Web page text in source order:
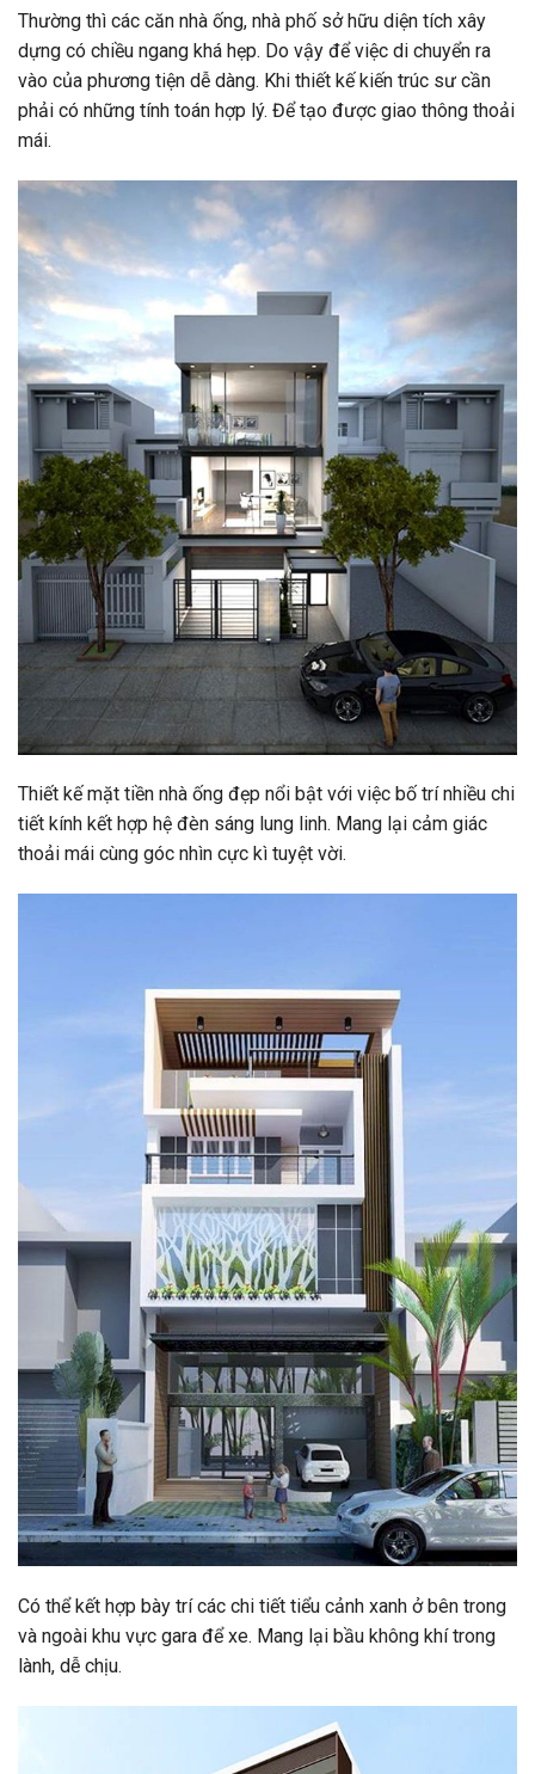
Thường thì các căn nhà ống, nhà phố sở hữu diện tích xây
dựng có chiều ngang khá hẹp. Do vậy để việc di chuyển ra
vào của phương tiện dễ dàng. Khi thiết kế kiến trúc sư cần
phải có những tính toán hợp lý. Để tạo được giao thông thoải
mái.
Thiết kế mặt tiền nhà ống đẹp nổi bật với việc bố trí nhiều chi
tiết kính kết hợp hệ đèn sáng lung linh. Mang lại cảm giác
thoải mái cùng góc nhìn cực kì tuyệt vời.
Có thể kết hợp bày trí các chi tiết tiểu cảnh xanh ở bên trong
và ngoài khu vực gara để xe. Mang lại bầu không khí trong
lành, dễ chịu.